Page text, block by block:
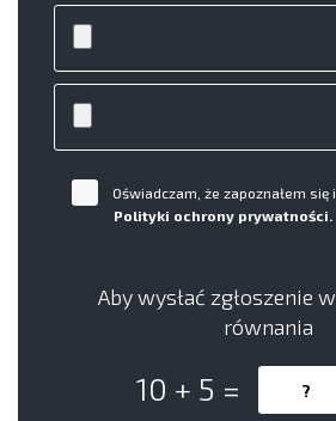
Oświadczam, że zapoznałem się
Polityki ochrony prywatności.
Aby wysłać zgłoszenie
równania
10 + 5 =